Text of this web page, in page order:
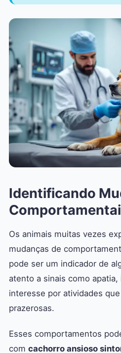
Identificando
Os animais muitas vezes
mudanças de
pode ser um indicador de
atento a sinais como
interesse por atividades
prazerosas.
Esses comportamentos
com cachorro ansioso